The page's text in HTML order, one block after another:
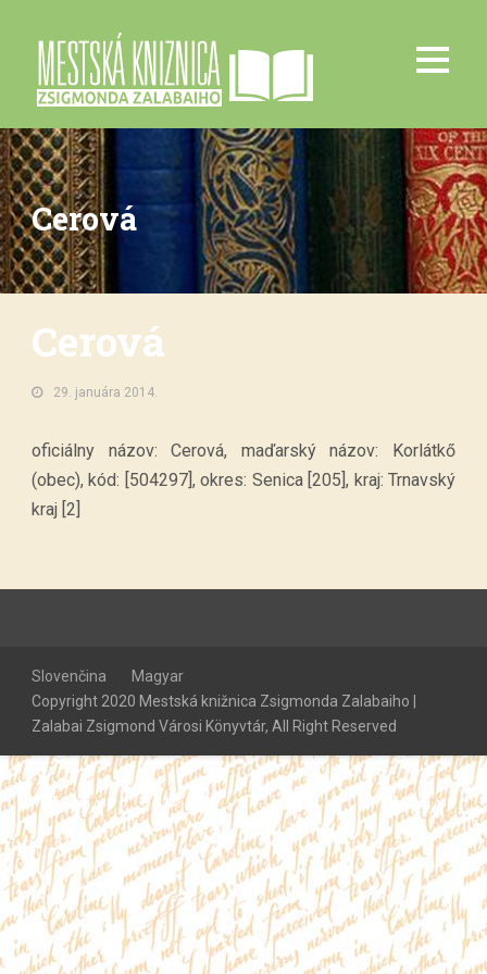
Cerová
Cerová
29. januára 2014.
oficiálny názov: Cerová, maďarský názov: Korlátkő
(obec), kód: [504297], okres: Senica [205], kraj: Trnavský
kraj [2]
Slovenčina
Magyar
Copyright 2020 Mestská knižnica Zsigmonda Zalabaiho |
Zalabai Zsigmond Városi Könyvtár, All Right Reserved